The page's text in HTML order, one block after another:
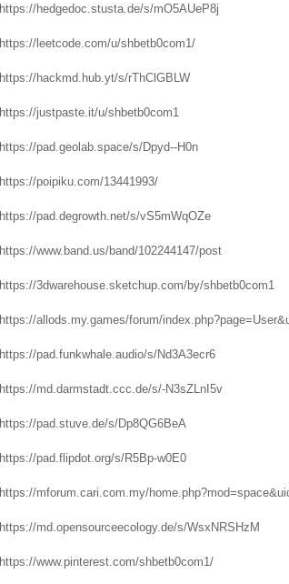
https://hedgedoc.stusta.de/s/mO5AUeP8j
https://leetcode.com/u/shbetb0com1/
https://hackmd.hub.yt/s/rThClGBLW
https://justpaste.it/u/shbetb0com1
https://pad.geolab.space/s/Dpyd--H0n
https://poipiku.com/13441993/
https://pad.degrowth.net/s/vS5mWqOZe
https://www.band.us/band/102244147/post
https://3dwarehouse.sketchup.com/by/shbetb0com1
https://allods.my.games/forum/
https://pad.funkwhale.audio/s/Nd3A3ecr6
https://md.darmstadt.ccc.de/s/-N3sZLnI5v
https://pad.stuve.de/s/Dp8QG6BeA
https://pad.flipdot.org/s/R5Bp-w0E0
https://mforum.cari.com.my/
https://md.opensourceecology.de/s/WsxNRSHzM
https://www.pinterest.com/shbetb0com1/